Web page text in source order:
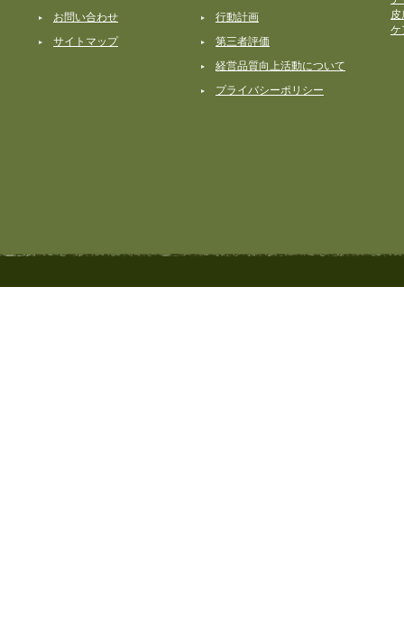
お問い合わせ
サイトマップ
行動計画
第三者評価
経営品質向上活動について
プライバシーポリシー
皮
ケ